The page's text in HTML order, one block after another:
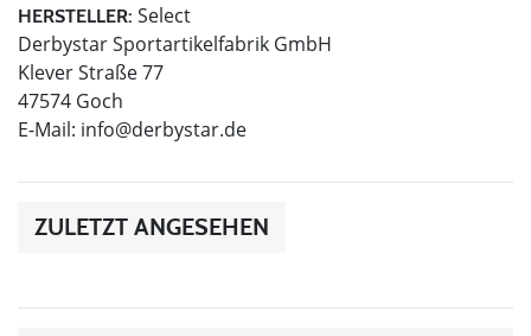
HERSTELLER: Select
Derbystar Sportartikelfabrik GmbH
Klever Straße 77
47574 Goch
E-Mail: info@derbystar.de
ZULETZT ANGESEHEN